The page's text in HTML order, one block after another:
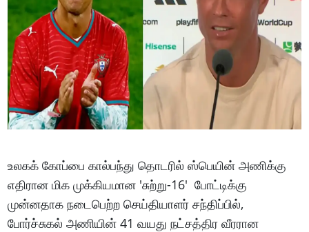
உலகக் கோப்பை கால்பந்து தொடரில் ஸ்பெயின் அணிக்கு
எதிரான மிக முக்கியமான 'சுற்று-16' போட்டிக்கு
முன்னதாக நடைபெற்ற செய்தியாளர் சந்திப்பில்,
போர்ச்சுகல் அணியின் 41 வயது நட்சத்திர வீரரான